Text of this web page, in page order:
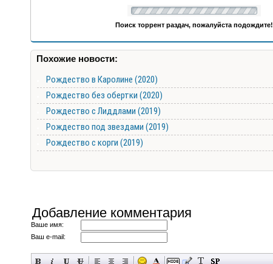
Поиск торрент раздач, пожалуйста подождите!
Похожие новости:
Рождество в Каролине (2020)
Рождество без обертки (2020)
Рождество с Лиддлами (2019)
Рождество под звездами (2019)
Рождество с корги (2019)
Добавление комментария
Ваше имя:
Ваш e-mail: